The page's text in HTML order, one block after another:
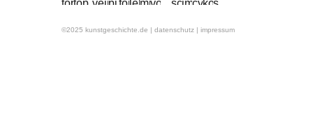
©2025 kunstgeschichte.de | datenschutz | impressum